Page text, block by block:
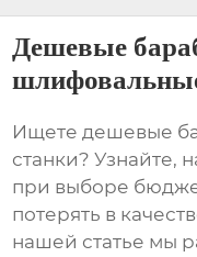
Дешевые
Ищетедешевые
станки? Узнайте,
при выборе
потерять в
нашей статье мы